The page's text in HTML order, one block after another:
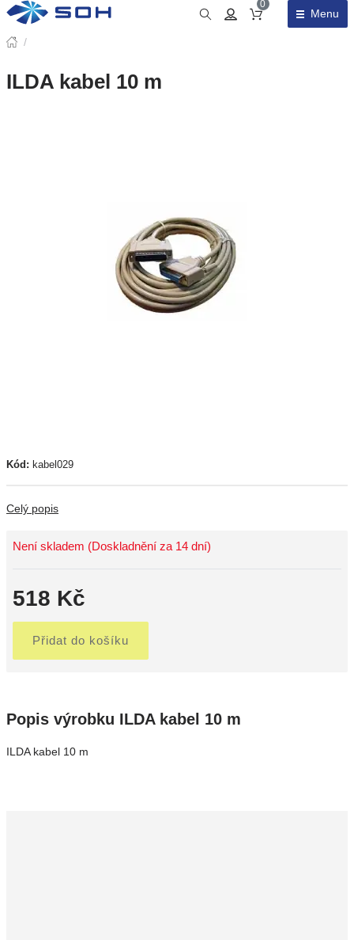
Obsah košíku
0
Menu
/
ILDA kabel 10 m
Kód: kabel029
Celý popis
Není skladem (Doskladnění za 14 dní)
518 Kč
Přidat do košíku
Popis výrobku ILDA kabel 10 m
ILDA kabel 10 m